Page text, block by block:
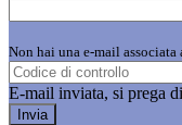
Non hai una e-mail
E-mail inviata, si prega